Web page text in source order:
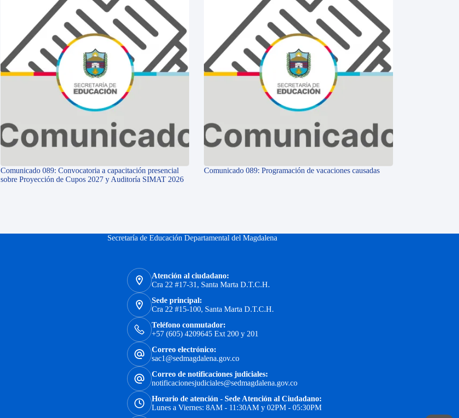
Comunicado 089: Convocatoria a capacitación presencial
sobre Proyección de Cupos 2027 y Auditoría SIMAT 2026
Comunicado 089: Programación de vacaciones causadas
Secretaría de Educación Departamental del Magdalena
Atención al ciudadano:
Cra 22 #17-31, Santa Marta D.T.C.H.
Sede principal:
Cra 22 #15-100, Santa Marta D.T.C.H.
Teléfono conmutador:
+57 (605) 4209645 Ext 200 y 201
Correo electrónico:
sac1@sedmagdalena.gov.co
Correo de notificaciones judiciales:
notificacionesjudiciales@sedmagdalena.gov.co
Horario de atención - Sede Atención al Ciudadano:
Lunes a Viernes: 8AM - 11:30AM y 02PM - 05:30PM